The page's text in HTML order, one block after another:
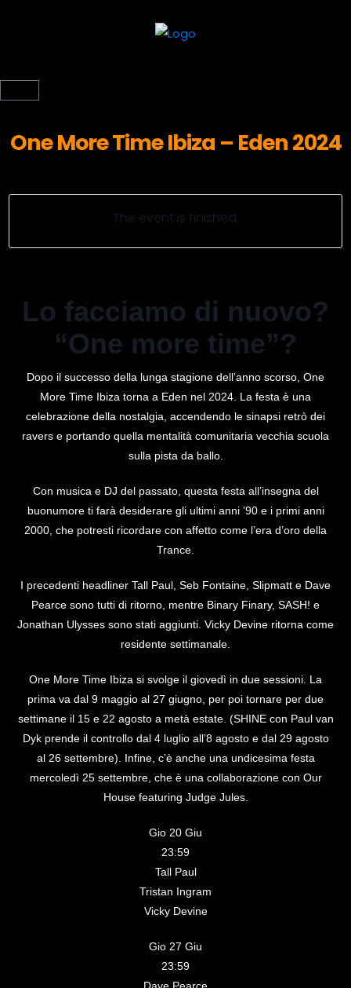
One More Time Ibiza – Eden 2024
The event is finished.
Lo facciamo di nuovo?
“One more time”?
Dopo il successo della lunga stagione dell’anno scorso, One
More Time Ibiza torna a Eden nel 2024. La festa è una
celebrazione della nostalgia, accendendo le sinapsi retrò dei
ravers e portando quella mentalità comunitaria vecchia scuola
sulla pista da ballo.
Con musica e DJ del passato, questa festa all’insegna del
buonumore ti farà desiderare gli ultimi anni ’90 e i primi anni
2000, che potresti ricordare con affetto come l’era d’oro della
Trance.
I precedenti headliner Tall Paul, Seb Fontaine, Slipmatt e Dave
Pearce sono tutti di ritorno, mentre Binary Finary, SASH! e
Jonathan Ulysses sono stati aggiunti. Vicky Devine ritorna come
residente settimanale.
One More Time Ibiza si svolge il giovedì in due sessioni. La
prima va dal 9 maggio al 27 giugno, per poi tornare per due
settimane il 15 e 22 agosto a metà estate. (SHINE con Paul van
Dyk prende il controllo dal 4 luglio all’8 agosto e dal 29 agosto
al 26 settembre). Infine, c’è anche una undicesima festa
mercoledì 25 settembre, che è una collaborazione con Our
House featuring Judge Jules.
Gio 20 Giu
23:59
Tall Paul
Tristan Ingram
Vicky Devine
Gio 27 Giu
23:59